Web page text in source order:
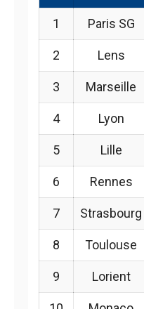
1 Paris SG
2 Lens
3 Marseille
4 Lyon
5 Lille
6 Rennes
7 Strasbourg
8 Toulouse
9 Lorient